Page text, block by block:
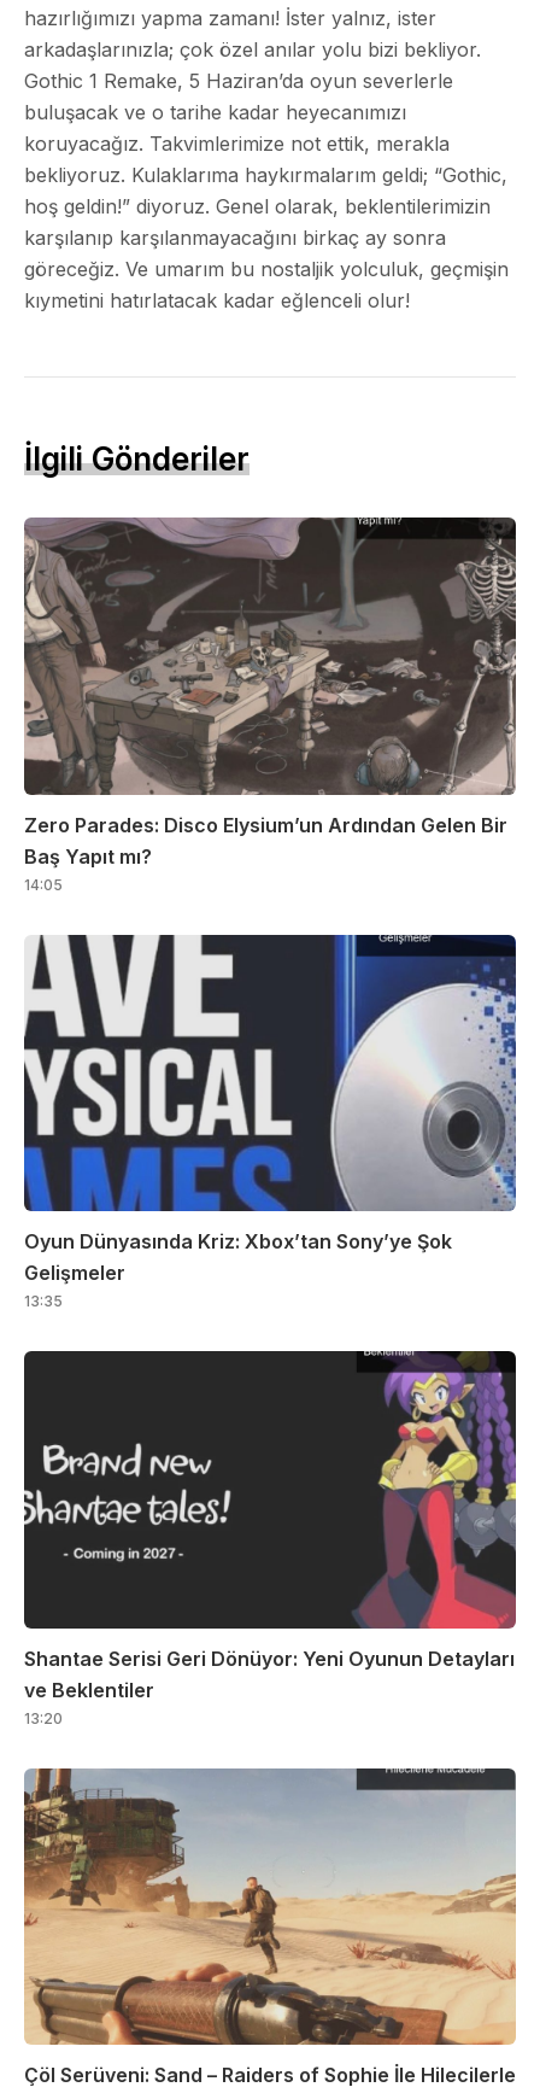
hazırlığımızı yapma zamanı! İster yalnız, ister
arkadaşlarınızla; çok özel anılar yolu bizi bekliyor.
Gothic 1 Remake, 5 Haziran’da oyun severlerle
buluşacak ve o tarihe kadar heyecanımızı
koruyacağız. Takvimlerimize not ettik, merakla
bekliyoruz. Kulaklarıma haykırmalarım geldi; “Gothic,
hoş geldin!” diyoruz. Genel olarak, beklentilerimizin
karşılanıp karşılanmayacağını birkaç ay sonra
göreceğiz. Ve umarım bu nostaljik yolculuk, geçmişin
kıymetini hatırlatacak kadar eğlenceli olur!
İlgili Gönderiler
Zero Parades: Disco Elysium’un Ardından Gelen Bir
Baş Yapıt mı?
14:05
Oyun Dünyasında Kriz: Xbox’tan Sony’ye Şok
Gelişmeler
13:35
Shantae Serisi Geri Dönüyor: Yeni Oyunun Detayları
ve Beklentiler
13:20
Çöl Serüveni: Sand – Raiders of Sophie İle Hilecilerle